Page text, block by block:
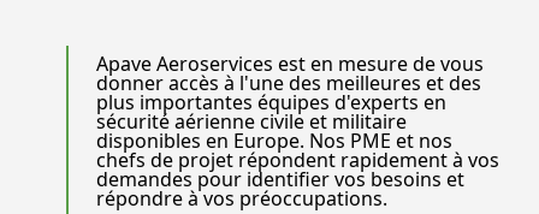
Apave Aeroservices est en mesure de vous
donner accès à l'une des meilleures et des
plus importantes équipes d'experts en
sécurité aérienne civile et militaire
disponibles en Europe. Nos PME et nos
chefs de projet répondent rapidement à vos
demandes pour identifier vos besoins et
répondre à vos préoccupations.